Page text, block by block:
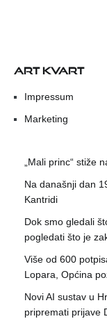
ART KVART
Impressum
Marketing
„Mali princ“ stiže
Na današnji dan
Kantridi
Dok smo gledali
pogledati što je
Više od 600
Lopara, Općina
Novi AI sustav u
pripremati prijave